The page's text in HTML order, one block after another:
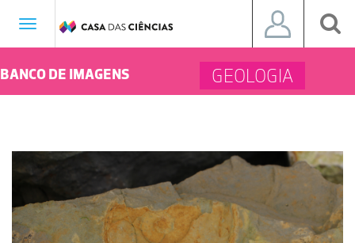
Toggle
BANCO DE IMAGENS GEOLOGIA